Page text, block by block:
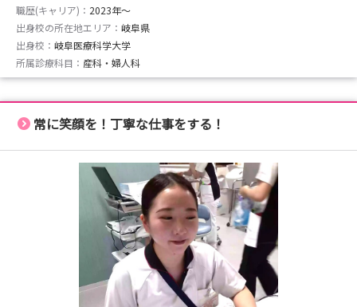
職歴(キャリア)： 2023年〜
出身校の所在地エリア： 岐阜県
出身校： 岐阜医療科学大学
所属診療科目： 産科・婦人科
常に笑顔を！丁寧な仕事をする！